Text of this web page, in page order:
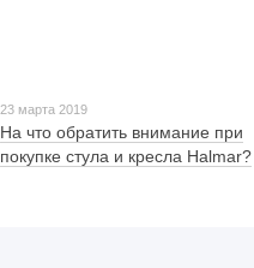
23 марта 2019
На что обратить внимание при
покупке стула и кресла Halmar?